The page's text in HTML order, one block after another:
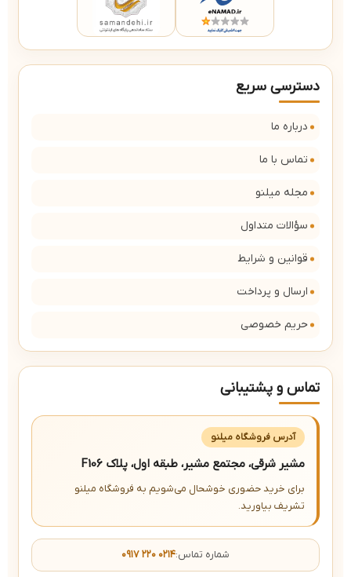
دسترسی سریع
درباره ما
تماس با ما
مجله میلنو
سؤالات متداول
قوانین و شرایط
ارسال و پرداخت
حریم خصوصی
تماس و پشتیبانی
آدرس فروشگاه میلنو
مشیر شرقی، مجتمع مشیر، طبقه اول، پلاک F106
برای خرید حضوری خوشحال می‌شویم به فروشگاه میلنو
تشریف بیاورید.
شماره تماس:۰۹۱۷ ۲۲۰ ۰۲۱۴